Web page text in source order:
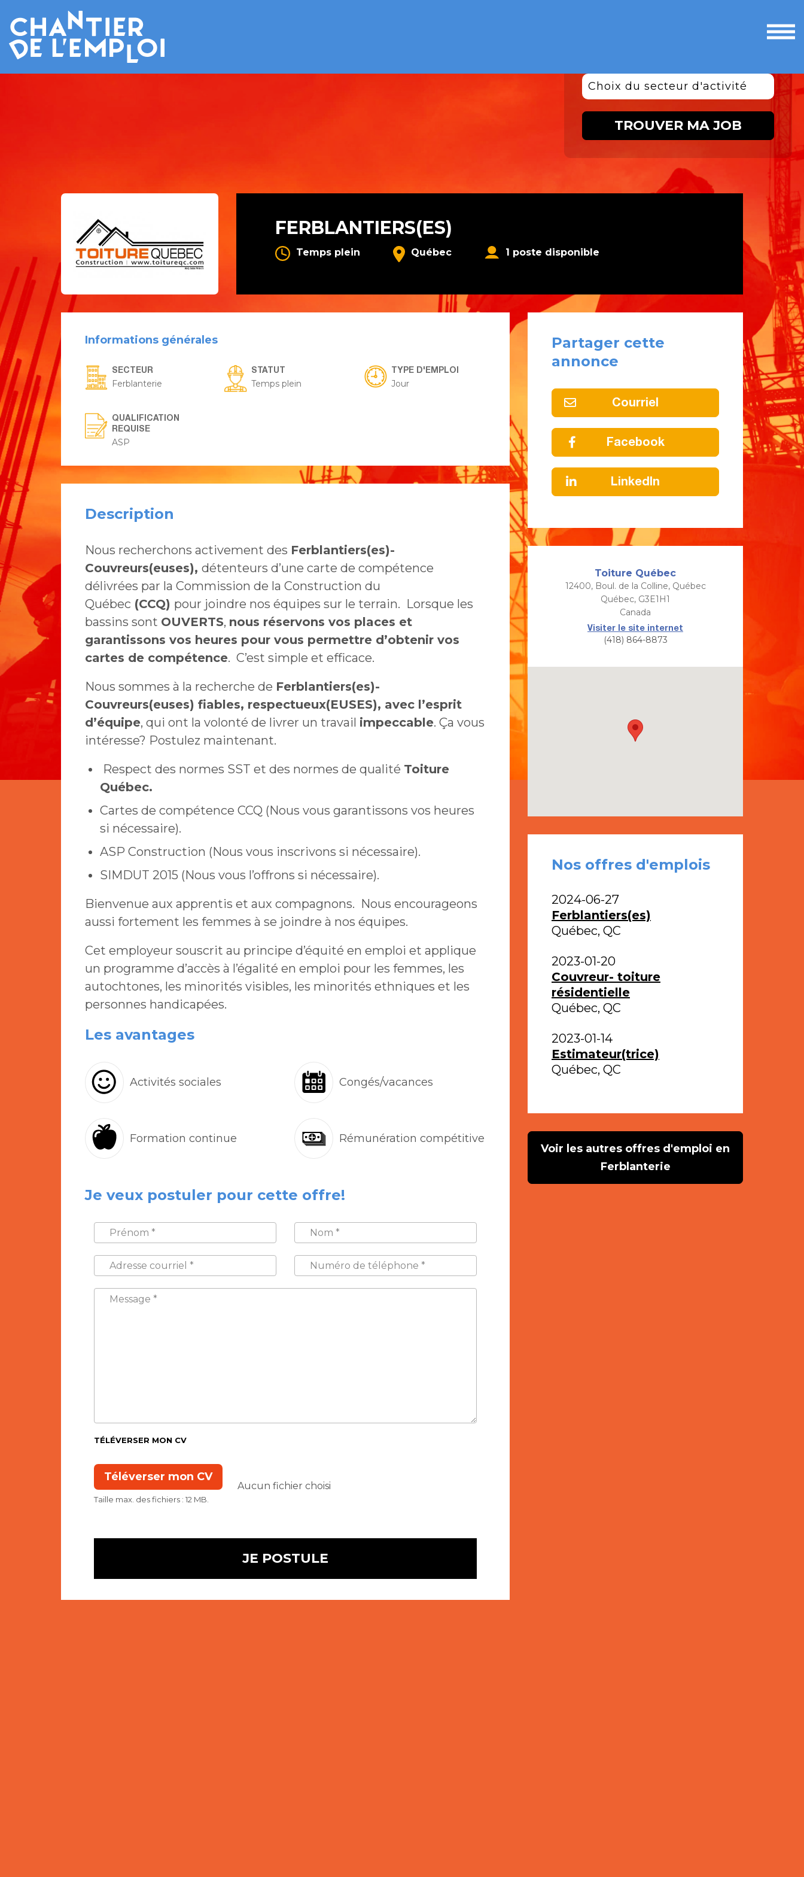
le
Choix du secteur d'activité
TROUVER MA JOB
FERBLANTIERS(ES)
Temps plein Québec 1 poste disponible
Informations générales
SECTEUR
Ferblanterie
STATUT
Temps plein
TYPE D'EMPLOI
Jour
QUALIFICATION
REQUISE
ASP
Description
Nous recherchons activement des Ferblantiers(es)-
Couvreurs(euses), détenteurs d’une carte de compétence
délivrées par la Commission de la Construction du
Québec (CCQ) pour joindre nos équipes sur le terrain. Lorsque les
bassins sont OUVERTS, nous réservons vos places et
garantissons vos heures pour vous permettre d’obtenir vos
cartes de compétence. C’est simple et efficace.
Nous sommes à la recherche de Ferblantiers(es)-
Couvreurs(euses) fiables, respectueux(EUSES), avec l’esprit
d’équipe, qui ont la volonté de livrer un travail impeccable. Ça vous
intéresse? Postulez maintenant.
Respect des normes SST et des normes de qualité Toiture
Québec.
Cartes de compétence CCQ (Nous vous garantissons vos heures
si nécessaire).
ASP Construction (Nous vous inscrivons si nécessaire).
SIMDUT 2015 (Nous vous l’offrons si nécessaire).
Bienvenue aux apprentis et aux compagnons. Nous encourageons
aussi fortement les femmes à se joindre à nos équipes.
Cet employeur souscrit au principe d’équité en emploi et applique
un programme d’accès à l’égalité en emploi pour les femmes, les
autochtones, les minorités visibles, les minorités ethniques et les
personnes handicapées.
Les avantages
Activités sociales Congés/vacances
Formation continue Rémunération compétitive
Je veux postuler pour cette offre!
PRÉNOM
NOM
ADRESSE
COURRIEL
*
NUMÉRO
TÉLÉPHONE
*
MESSAGE
TÉLÉVERSER MON CV
Taille max. des fichiers : 12 MB.
Partager cette
annonce
Courriel
Facebook
LinkedIn
Toiture Québec
12400, Boul. de la Colline, Québec
Québec, G3E1H1
Canada
Visiter le site internet
(418) 864-8873
Nos offres d'emplois
2024-06-27
Ferblantiers(es)
Québec, QC
2023-01-20
Couvreur- toiture
résidentielle
Québec, QC
2023-01-14
Estimateur(trice)
Québec, QC
Voir les autres offres d'emploi en
Ferblanterie